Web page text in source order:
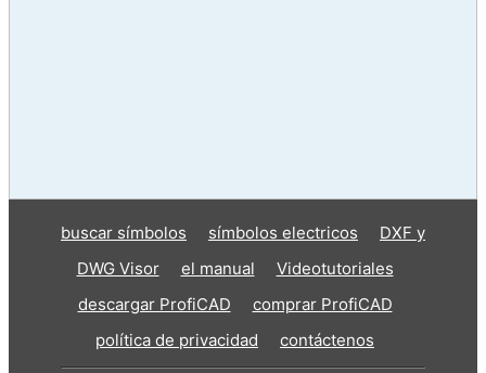
buscar símbolos símbolos electricos
DXF y
DWG Visor
el manual
Videotutoriales
descargar ProfiCAD
comprar ProfiCAD
política de privacidad
contáctenos